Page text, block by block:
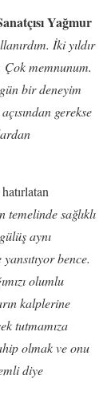
Yağmur
İki yıldır
Çok memnunum.
bir deneyim
gerekse
sağlıklı
aynı
bence.
olumlu
kalplerine
tutmamıza
olmak ve onu
diye